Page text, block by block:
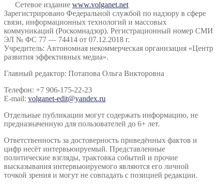
Сетевое издание www.volganet.net
Зарегистрировано Федеральной службой по надзору в сфере
связи, информационных технологий и массовых
коммуникаций (Роскомнадзор). Регистрационный номер СМИ
ЭЛ № ФС 77 — 74414 от 07.12.2018 г.
Учредитель: Автономная некоммерческая организация «Центр
развития эффективных медиа».
Главный редактор: Потапова Ольга Викторовна
Телефон: +7 906-175-22-23
E-mail: volganet-edit@yandex.ru
Отдельные публикации могут содержать информацию, не
предназначенную для пользователей до 6+ лет.
Ответственность за достоверность приведённых фактов и
цифр несёт интервьюируемый. Представленные
политические взгляды, трактовка событий и прочие
высказывания интервьюируемого являются его личной
точкой зрения и могут не совпадать с позицией редакции.